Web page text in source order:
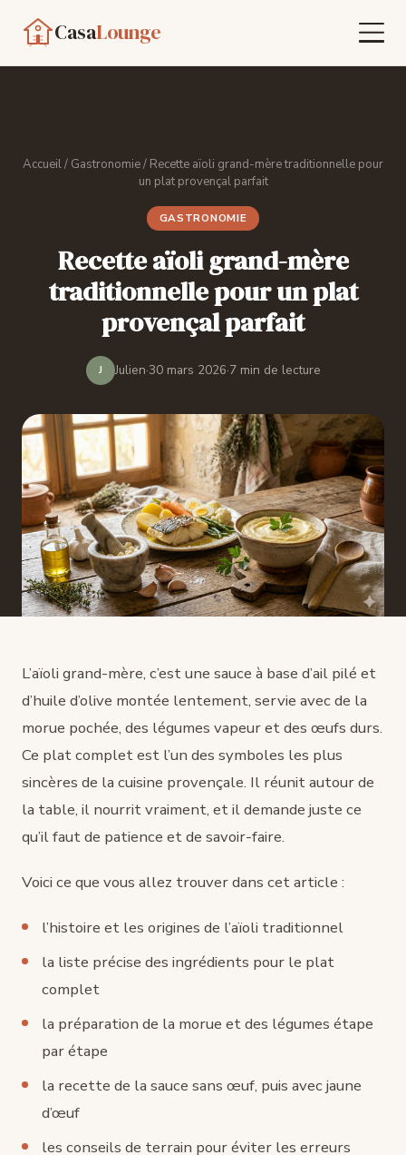
CasaLounge
Contact
Inspirez-vous
Accueil/ Gastronomie/ Recette aïoli grand-mère traditionnelle pour
un plat provençal parfait
GASTRONOMIE
Recette aïoli grand-mère
traditionnelle pour un plat
provençal parfait
J Julien·30 mars 2026·7 min de lecture
L’aïoli grand-mère, c’est une sauce à base d’ail pilé et
d’huile d’olive montée lentement, servie avec de la
morue pochée, des légumes vapeur et des œufs durs.
Ce plat complet est l’un des symboles les plus
sincères de la cuisine provençale. Il réunit autour de
la table, il nourrit vraiment, et il demande juste ce
qu’il faut de patience et de savoir-faire.
Voici ce que vous allez trouver dans cet article :
l’histoire et les origines de l’aïoli traditionnel
la liste précise des ingrédients pour le plat
complet
la préparation de la morue et des légumes étape
par étape
la recette de la sauce sans œuf, puis avec jaune
d’œuf
les conseils de terrain pour éviter les erreurs